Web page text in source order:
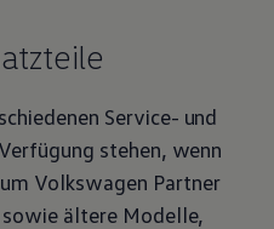
Service- und
stehen, wenn
Volkswagen Partner
ältere Modelle,